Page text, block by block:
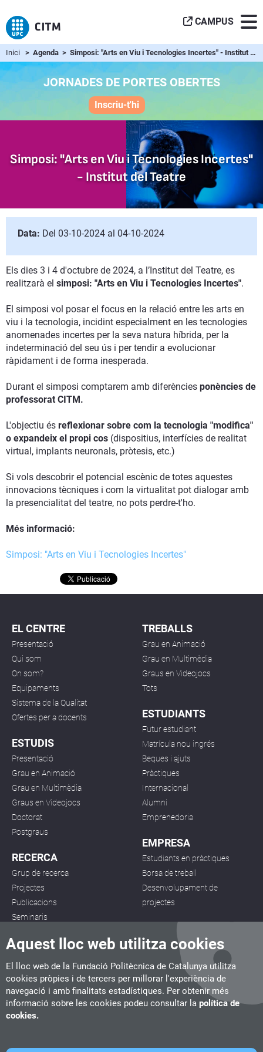
Aquest lloc web utilitza cookies
El lloc web de la Fundació Politècnica de Catalunya utilitza
cookies pròpies i de tercers per millorar l'experiència de
navegació i amb finalitats estadístiques. Per obtenir més
informació sobre les cookies podeu consultar la política de
cookies.
CAMPUS
Inici > Agenda > Simposi: "Arts en Viu i Tecnologies Incertes" - Institut del Teatre
JORNADES DE PORTES OBERTES
Inscriu-t'hi
Simposi: "Arts en Viu i Tecnologies Incertes"
- Institut del Teatre
Data: Del 03-10-2024 al 04-10-2024
Els dies 3 i 4 d'octubre de 2024, a l’Institut del Teatre, es
realitzarà el simposi: "Arts en Viu i Tecnologies Incertes".
El simposi vol posar el focus en la relació entre les arts en
viu i la tecnologia, incidint especialment en les tecnologies
anomenades incertes per la seva natura híbrida, per la
indeterminació del seu ús i per tendir a evolucionar
ràpidament i de forma inesperada.
Durant el simposi comptarem amb diferències ponències de
professorat CITM.
L'objectiu és reflexionar sobre com la tecnologia "modifica"
o expandeix el propi cos (dispositius, interfícies de realitat
virtual, implants neuronals, pròtesis, etc.)
Si vols descobrir el potencial escènic de totes aquestes
innovacions tècniques i com la virtualitat pot dialogar amb
la presencialitat del teatre, no pots perdre-t'ho.
Més informació:
Simposi: "Arts en Viu i Tecnologies Incertes"
EL CENTRE
Presentació
Qui som
On som?
Equipaments
Sistema de la Qualitat
Ofertes per a docents
ESTUDIS
Presentació
Grau en Animació
Grau en Multimèdia
Graus en Videojocs
Doctorat
Postgraus
RECERCA
Grup de recerca
Projectes
Publicacions
Seminaris
TREBALLS
Grau en Animació
Grau en Multimèdia
Graus en Videojocs
Tots
ESTUDIANTS
Futur estudiant
Matrícula nou ingrés
Beques i ajuts
Pràctiques
Internacional
Alumni
Emprenedoria
EMPRESA
Estudiants en pràctiques
Borsa de treball
Desenvolupament de
projectes
CITM
C/ de la Igualtat, 33, 08222 Terrassa